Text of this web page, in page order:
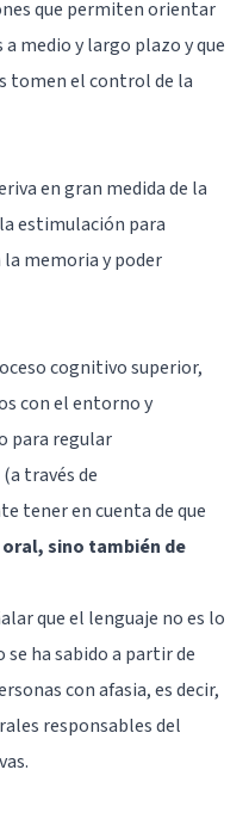
que permiten orientar
medio y largo plazo y que
tomen el control de la
en gran medida de la
estimulación para
memoria y poder
cognitivo superior,
con el entorno y
para regular
través de
tener en cuenta de que
sino también de
que el lenguaje no es lo
ha sabido a partir de
conafasia, es decir,
responsables del